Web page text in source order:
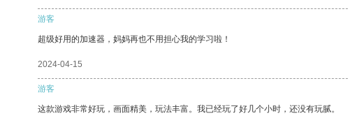
游客
超级好用的加速器，妈妈再也不用担心我的学习啦！
2024-04-15
游客
这款游戏非常好玩，画面精美，玩法丰富。我已经玩了好几个小时，还没有玩腻。